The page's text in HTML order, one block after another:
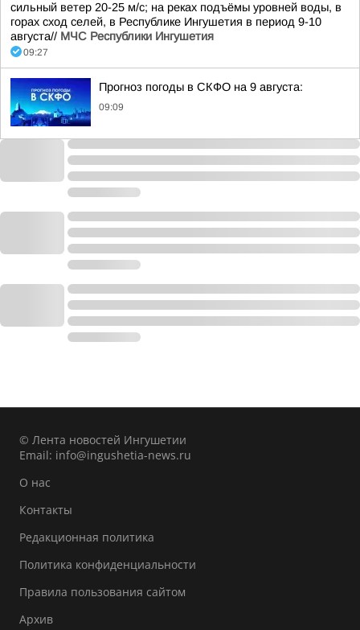
сильный ветер 20-25 м/с; на реках подъёмы уровней воды, в
горах сход селей, в Республике Ингушетия в период 9-10
августа// МЧС Республики Ингушетия
09:27
Прогноз погоды в СКФО на 9 августа:
09:09
© Лента новостей Ингушетии
Email: info@ingushetia-news.ru
О нас
Контакты
Редакционная политика
Политика конфиденциальности
Правила пользования сайтом
Архив